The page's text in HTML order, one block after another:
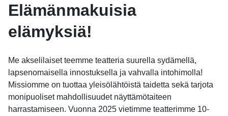
Elämänmakuisia
elämyksiä!
Me akselilaiset teemme teatteria suurella sydämellä,
lapsenomaisella innostuksella ja vahvalla intohimolla!
Missiomme on tuottaa yleisölähtöistä taidetta sekä tarjota
monipuoliset mahdollisuudet näyttämötaiteen
harrastamiseen. Vuonna 2025 vietimme teatterimme 10-